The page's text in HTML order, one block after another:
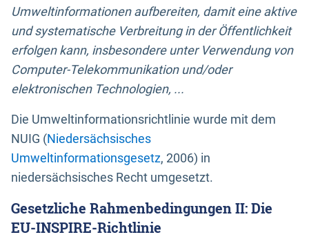
Umweltinformationen aufbereiten, damit eine aktive
und systematische Verbreitung in der Öffentlichkeit
erfolgen kann, insbesondere unter Verwendung von
Computer-Telekommunikation und/oder
elektronischen Technologien, ...
Die Umweltinformationsrichtlinie wurde mit dem
NUIG (Niedersächsisches
Umweltinformationsgesetz, 2006) in
niedersächsisches Recht umgesetzt.
Gesetzliche Rahmenbedingungen II: Die
EU-INSPIRE-Richtlinie